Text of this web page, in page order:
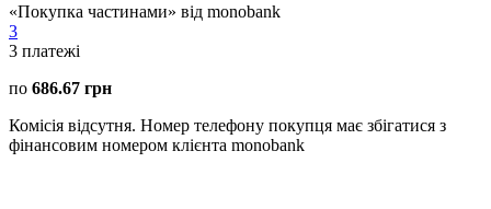
«Покупка частинами» від monobank
3
3 платежі
по 686.67 грн
Комісія відсутня. Номер телефону покупця має збігатися з
фінансовим номером клієнта monobank